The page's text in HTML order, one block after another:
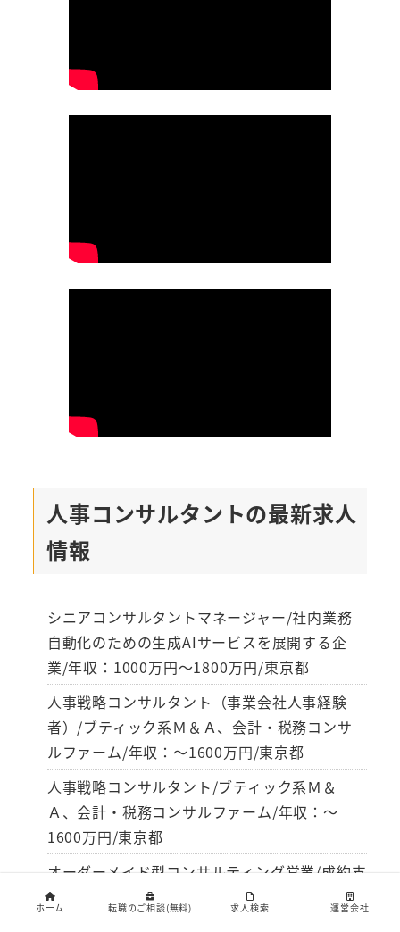
人事コンサルタントの最新求人
情報
シニアコンサルタントマネージャー/社内業務
自動化のための生成AIサービスを展開する企
業/年収：1000万円～1800万円/東京都
人事戦略コンサルタント（事業会社人事経験
者）/ブティック系Ｍ＆Ａ、会計・税務コンサ
ルファーム/年収：～1600万円/東京都
人事戦略コンサルタント/ブティック系Ｍ＆
Ａ、会計・税務コンサルファーム/年収：～
1600万円/東京都
オーダーメイド型コンサルティング営業/成約支
援事業を展開している企業/年収：～1200万円/
ホーム 転職のご相談(無料) 求人検索 運営会社